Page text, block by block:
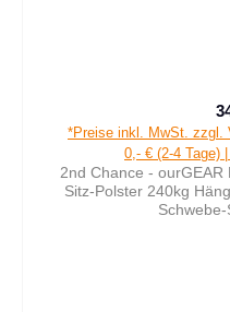
*Preise inkl. MwSt. zzgl.
0,- € (2-4 Tage)
2nd Chance -
Sitz-Polster 240kg